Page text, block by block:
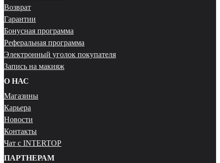
Возврат
Гарантии
Бонусная программа
Реферальная программа
Электронный уголок покупателя
Запись на макияж
О НАС
Магазины
Карьера
Новости
Контакты
Чат с INTERTOP
ПАРТНЕРАМ